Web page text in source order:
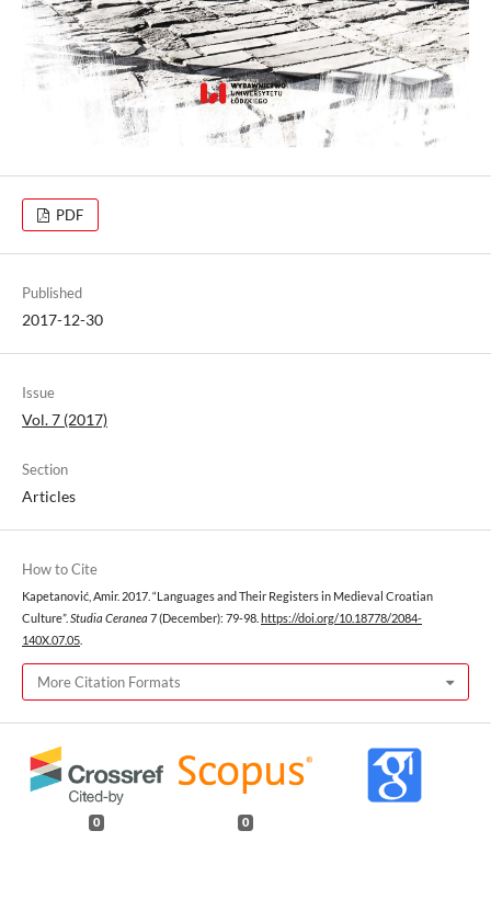
PDF
Published
2017-12-30
Issue
Vol. 7 (2017)
Section
Articles
How to Cite
Kapetanović, Amir. 2017. “Languages and Their Registers in Medieval Croatian
Culture”. Studia Ceranea 7 (December): 79-98. https://doi.org/10.18778/2084-
140X.07.05
More Citation Formats
0 0